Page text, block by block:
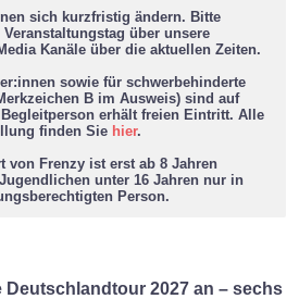
sich kurzfristig ändern. Bitte
über unsere
Kanäle über die aktuellen Zeiten.
sowie für schwerbehinderte
B im Ausweis) sind auf
erhält freien Eintritt. Alle
finden Sie hier.
von Frenzy ist erst ab 8 Jahren
unter 16 Jahren nur in
Person.
Deutschlandtour 2027 an – sechs